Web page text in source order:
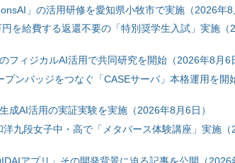
」の活用研修を愛知県小牧市で実施（2026年8
を給費する返還不要の「特別奨学生入試」実施（
フィジカルAI活用で共同研究を開始（2026年8月6
ンバッジをつなぐ「CASEサーバ」本格運用を開
成AI活用の実証実験を実施（2026年8月6日）
九段女子中・高で「メタバース体験講座」実施（
アプリ」その開発背景に迫る記事を公開（2026